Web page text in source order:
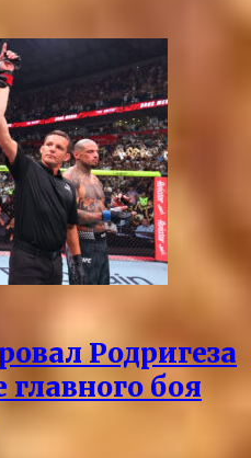
Родригеза
боя